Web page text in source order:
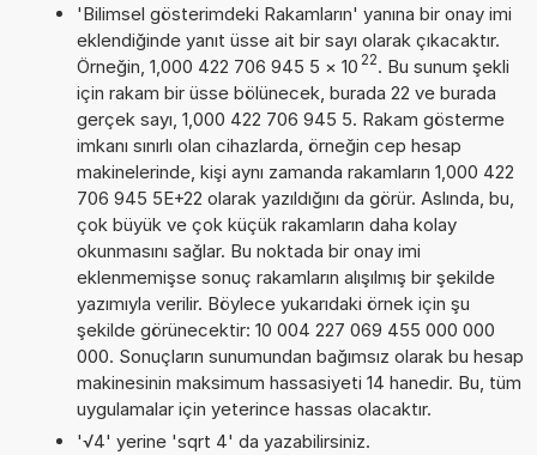
'Bilimsel gösterimdeki Rakamların' yanına bir onay imi
eklendiğinde yanıt üsse ait bir sayı olarak çıkacaktır.
Örneğin, 1,000 422 706 945 5 × 10 22. Bu sunum şekli
için rakam bir üsse bölünecek, burada 22 ve burada
gerçek sayı, 1,000 422 706 945 5. Rakam gösterme
imkanı sınırlı olan cihazlarda, örneğin cep hesap
makinelerinde, kişi aynı zamanda rakamların 1,000 422
706 945 5E+22 olarak yazıldığını da görür. Aslında, bu,
çok büyük ve çok küçük rakamların daha kolay
okunmasını sağlar. Bu noktada bir onay imi
eklenmemişse sonuç rakamların alışılmış bir şekilde
yazımıyla verilir. Böylece yukarıdaki örnek için şu
şekilde görünecektir: 10 004 227 069 455 000 000
000. Sonuçların sunumundan bağımsız olarak bu hesap
makinesinin maksimum hassasiyeti 14 hanedir. Bu, tüm
uygulamalar için yeterince hassas olacaktır.
'√4' yerine 'sqrt 4' da yazabilirsiniz.